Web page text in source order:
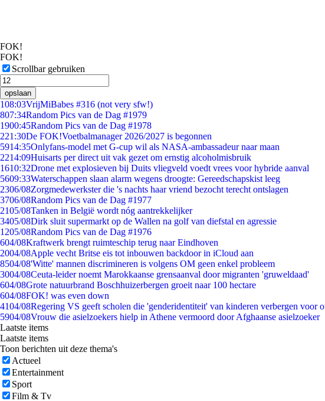
FOK!
FOK!
Scrollbar gebruiken
opslaan
108:03VrijMiBabes #316 (not very sfw!)
807:34Random Pics van de Dag #1979
1900:45Random Pics van de Dag #1978
221:30De FOK!Voetbalmanager 2026/2027 is begonnen
5914:35Onlyfans-model met G-cup wil als NASA-ambassadeur naar maan
2214:09Huisarts per direct uit vak gezet om ernstig alcoholmisbruik
1610:32Drone met explosieven bij Duits vliegveld voedt vrees voor hybride aanval
5609:33Waterschappen slaan alarm wegens droogte: Gereedschapskist leeg
2306/08Zorgmedewerkster die 's nachts haar vriend bezocht terecht ontslagen
3706/08Random Pics van de Dag #1977
2105/08Tanken in België wordt nóg aantrekkelijker
3405/08Dirk sluit supermarkt op de Wallen na golf van diefstal en agressie
1205/08Random Pics van de Dag #1976
604/08Kraftwerk brengt ruimteschip terug naar Eindhoven
2004/08Apple vecht Britse eis tot inbouwen backdoor in iCloud aan
8504/08'Witte' mannen discrimineren is volgens OM geen enkel probleem
3004/08Ceuta-leider noemt Marokkaanse grensaanval door migranten 'gruweldaad'
604/08Grote natuurbrand Boschhuizerbergen groeit naar 100 hectare
604/08FOK! was even down
4104/08Regering VS geeft scholen die 'genderidentiteit' van kinderen verbergen voor
5904/08Vrouw die asielzoekers hielp in Athene vermoord door Afghaanse asielzoeker
Laatste items
Laatste items
Toon berichten uit deze thema's
Actueel
Entertainment
Sport
Film & Tv